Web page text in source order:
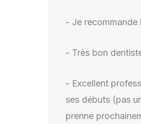
- Je recommande
- Très bon
- Excellent
ses débuts (pas
prenne